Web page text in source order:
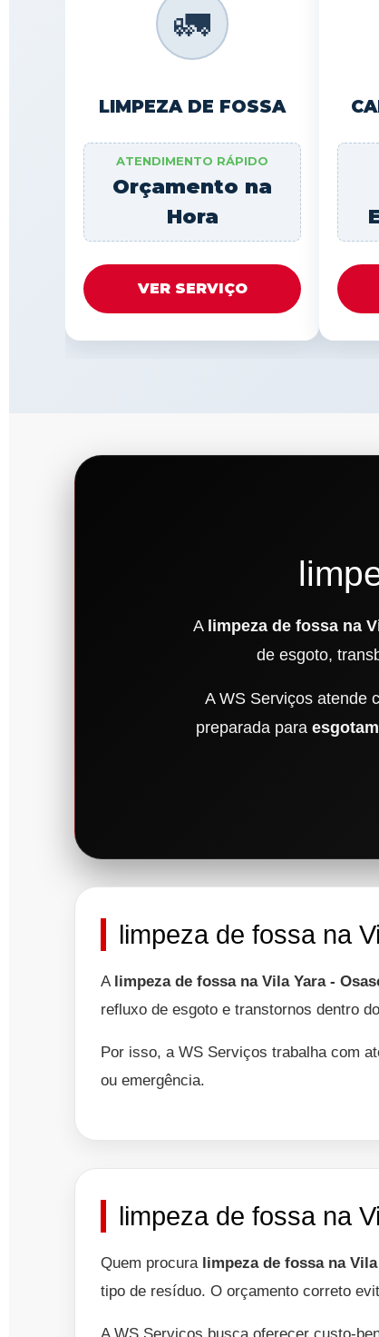
🚛
LIMPEZA DE FOSSA
ATENDIMENTO RÁPIDO
Orçamento na
Hora
VER SERVIÇO
A limpeza de fossa na
de esgoto,
A WS Serviços atende
preparada para
limpeza de fossa na
A limpeza de fossa na Vila Yara -
refluxo de esgoto e transtornos dentro
Por isso, a WS Serviços trabalha com
ou emergência.
limpeza de fossa na
Quem procura limpeza de fossa na
tipo de resíduo. O orçamento correto